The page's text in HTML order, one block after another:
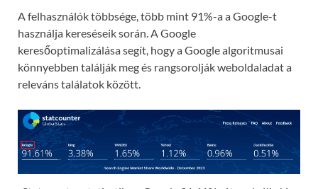
A felhasználók többsége, több mint 91%-a a Google-t
használja kereséseik során. A Google
keresőoptimalizálása segít, hogy a Google algoritmusai
könnyebben találják meg és rangsorolják weboldaladat a
releváns találatok között.